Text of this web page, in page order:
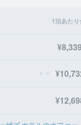
1泊あた
¥8,339